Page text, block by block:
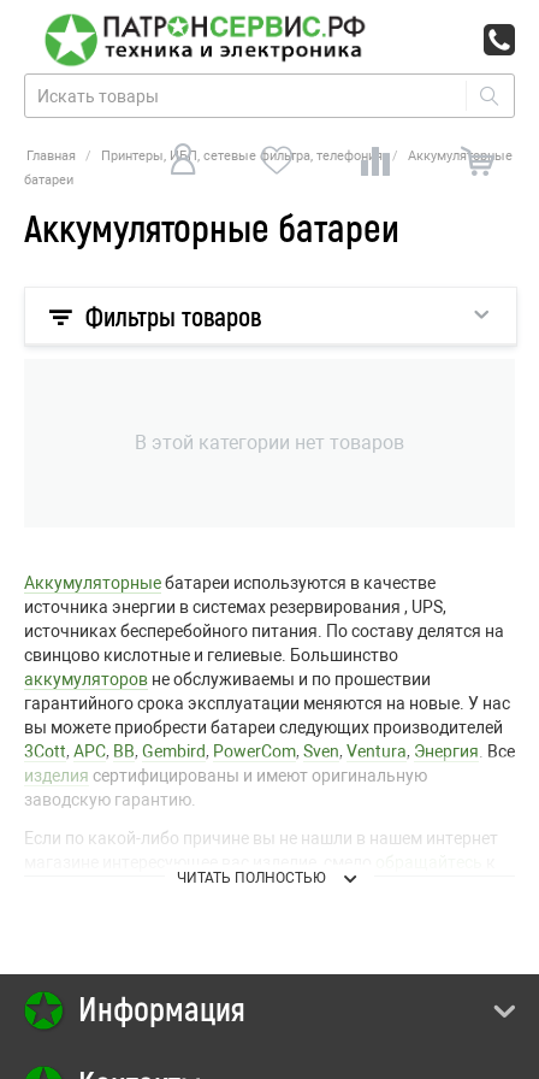
Главная / Принтеры, ИБП, сетевые фильтра, телефония /
Аккумуляторные
батареи
Аккумуляторные батареи
Фильтры товаров
В этой категории нет товаров
Аккумуляторныебатареи используются в качестве
источника энергии в системах резервирования , UPS,
источниках бесперебойного питания. По составу делятся на
свинцово кислотные и гелиевые. Большинство
аккумуляторов не обслуживаемы и по прошествии
гарантийного срока эксплуатации меняются на новые. У нас
вы можете приобрести батареи следующих производителей
3Cott, APC, BB, Gembird, PowerCom, Sven, Ventura, Энергия . Все
изделия сертифицированы и имеют оригинальную
заводскую гарантию.
Если по какой-либо причине вы не нашли в нашем интернет
нашим консультантам.Связатьсяс нами можно с помощью
ЧИТАТЬ ПОЛНОСТЬЮ
Информация